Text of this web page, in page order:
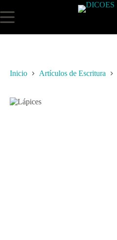
Inicio Artículos de Escritura